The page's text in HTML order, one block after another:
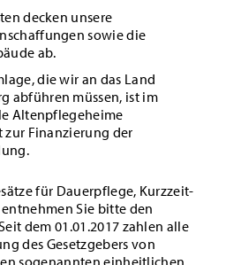
decken unsere
sowie die
ab.
die wir an das Land
abführen müssen, ist im
Altenpflegeheime
Finanzierung der
für Dauerpflege, Kurzzeit-
Sie bitte den
dem 01.01.2017 zahlen alle
des Gesetzgebers von
sogenannten einheitlichen